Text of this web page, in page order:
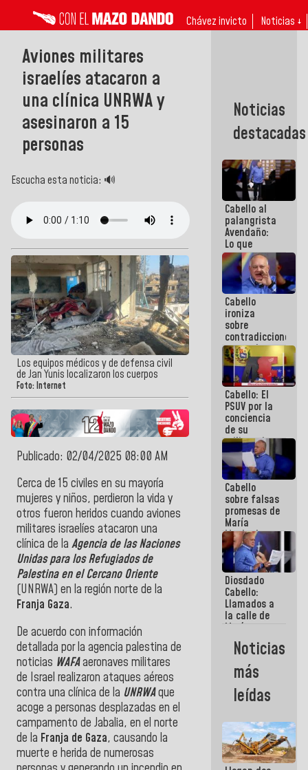
Chávez invicto Noticias ↓
Aviones militares
israelíes atacaron a
una clínica UNRWA y
asesinaron a 15
personas
Escucha esta noticia: 🔊
Los equipos médicos y de defensa civil
de Jan Yunis localizaron los cuerpos
Foto: Internet
Publicado: 02/04/2025 08:00 AM
Cerca de 15 civiles en su mayoría
mujeres y niños, perdieron la vida y
otros fueron heridos cuando aviones
militares israelíes atacaron una
clínica de la Agencia de las Naciones
Unidas para los Refugiados de
Palestina en el Cercano Oriente
(UNRWA) en la región norte de la
Franja Gaza.
De acuerdo con información
detallada por la agencia palestina de
noticias WAFAaeronaves militares
de Israel realizaron ataques aéreos
contra una clínica de la UNRWAque
acoge a personas desplazadas en el
campamento de Jabalia, en el norte
de la Franja de Gaza, causando la
muerte e herida de numerosas
Noticias
destacadas
Cabello al
palangrista
Avendaño:
Lo que
vayas a
escribir
hazlo hoy
por que no
sabemos si
la semana
que viene
hay
programa
Cabello
ironiza
sobre
contradicciones
y mentiras
de María
Machado:
¡Créanle!
Cabello: El
PSUV por la
conciencia
de su
militancia
es la
organización
política más
sólida de
Venezuela
Cabello
sobre falsas
promesas de
María
Machado:
¿Quién le
puede creer?
¿Y la gente
que ella iba
a salvar en
La Guaira?
Diosdado
Cabello:
Llamados a
la calle de
María
Machado se
estrellaron
de frente
contra el
Pueblo
Noticias
más
leídas